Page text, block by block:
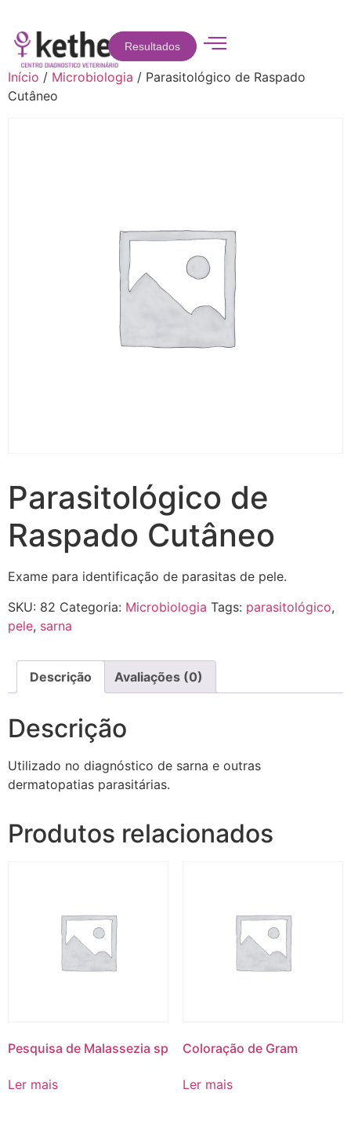
Resultados
Início / Microbiologia / Parasitológico de Raspado
Cutâneo
Parasitológico de
Raspado Cutâneo
Exame para identificação de parasitas de pele.
SKU: 82 Categoria: Microbiologia Tags: parasitológico,
pele, sarna
Descrição Avaliações (0)
Descrição
Utilizado no diagnóstico de sarna e outras
dermatopatias parasitárias.
Produtos relacionados
Pesquisa de Malassezia sp
Ler mais
Coloração de Gram
Ler mais